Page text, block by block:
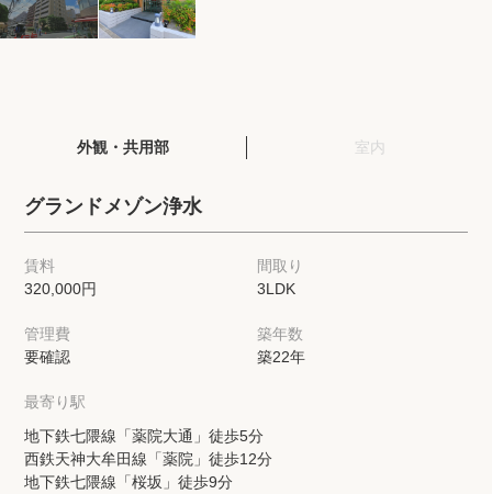
保存した検索条件
店舗・スタッフ紹介
希望条件を伝えてプロに探してもらう
来店予約
各種お問い合わせ
高級賃貸物件コラム
外観・共用部 室内
グランドメゾン浄水
賃料
320,000円
間取り
3LDK
管理費
要確認
築年数
築22年
最寄り駅
地下鉄七隈線「薬院大通」徒歩5分
西鉄天神大牟田線「薬院」徒歩12分
地下鉄七隈線「桜坂」徒歩9分